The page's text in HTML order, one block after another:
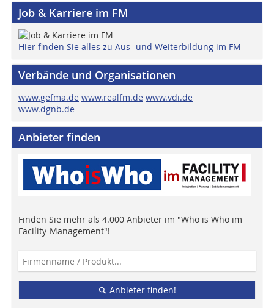
Job & Karriere im FM
Hier finden Sie alles zu Aus- und Weiterbildung im FM
Verbände und Organisationen
www.gefma.de www.realfm.de www.vdi.de
www.dgnb.de
Anbieter finden
Finden Sie mehr als 4.000 Anbieter im "Who is Who im
Facility-Management"!
Anbieter finden!